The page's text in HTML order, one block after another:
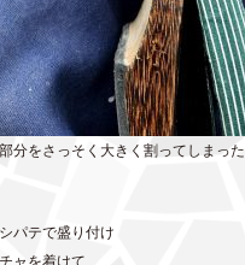
分をさっそく大きく割ってしまった
パテで盛り付け